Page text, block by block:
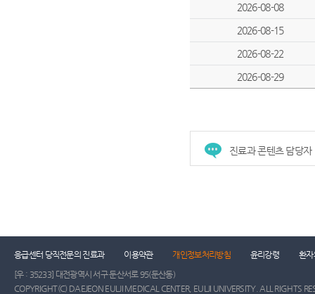
2026-08-08
2026-08-15
2026-08-22
2026-08-29
진료과 콘텐츠 담당자
응급센터 당직전문의 진료과 이용약관 개인정보처리방침 윤리강령
환자
[우 : 35233] 대전광역시 서구 둔산서로 95(둔산동)
COPYRIGHT(C) DAEJEON EULJI MEDICAL CENTER, EULJI UNIVERSITY. ALL RIGHTS